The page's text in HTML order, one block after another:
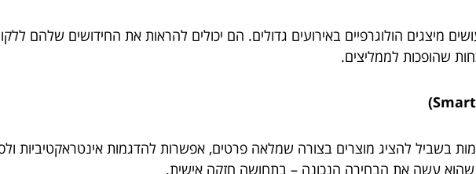
מיצגים הולוגרפיים באירועים גדולים. הם יכולים להראות את החידושים שלהם
שהופכות לממליצים.
בשביל להציג מוצרים בצורה שמלאה פרטים, אפשרות להדגמות אינטראקטיביות
שהוא עשה את הבחירה הנכונה – בתחושה חזקה אישית.